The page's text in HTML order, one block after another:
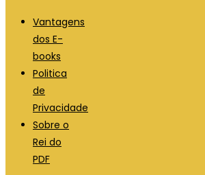
Vantagens
dos E-
books
Politica
de
Privacidade
Sobre o
Rei do
PDF